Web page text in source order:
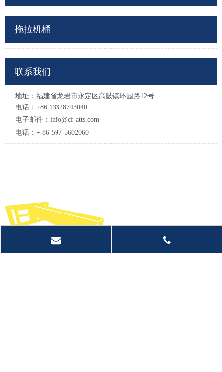
拖拉机桶
联系我们
地址：福建省龙岩市永定区高陂镇环园路12号
电话：+86 13328743040
电子邮件： info@cf-atts.com
电话：+ 86-597-5602060